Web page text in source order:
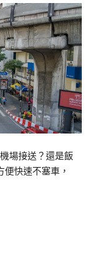
場接送？還是飯
快速不塞車，